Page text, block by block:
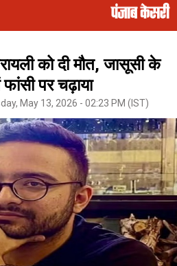
को दी मौत, जासूसी के
पर चढ़ाया
May 13, 2026 - 02:23 PM (IST)